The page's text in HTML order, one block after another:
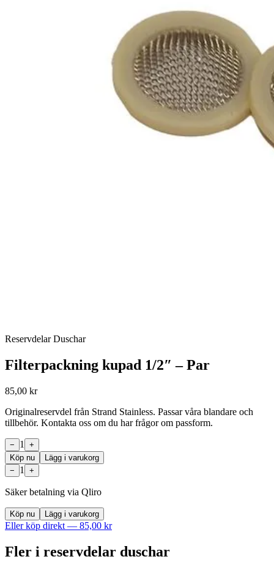
Reservdelar Duschar
Filterpackning kupad 1/2″ – Par
85,00 kr
Originalreservdel från Strand Stainless. Passar våra blandare och
tillbehör. Kontakta oss om du har frågor om passform.
− 1
+
Köp nu
Lägg i varukorg
−
1 +
Säker betalning via Qliro
Köp nu Lägg i varukorg
Eller köp direkt — 85,00 kr
Fler i reservdelar duschar